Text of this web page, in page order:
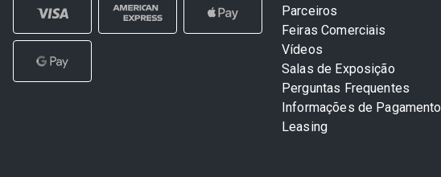
Parceiros
Feiras Comerciais
Vídeos
Salas de Exposição
Perguntas Frequentes
Informações de Pagamento
Leasing